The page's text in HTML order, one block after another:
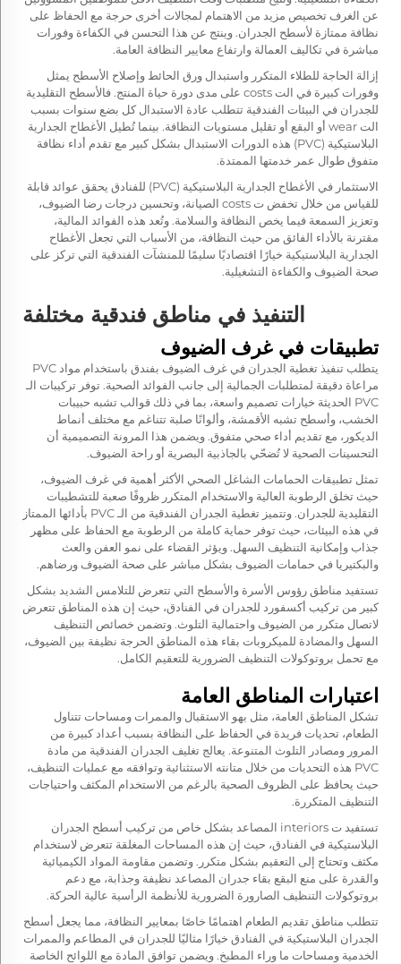
عن الغرف تخصيص مزيد من الاهتمام لمجالات أخرى حرجة مع الحفاظ على
نظافة ممتازة لأسطح الجدران. وينتج عن هذا التحسن في الكفاءة وفورات
مباشرة في تكاليف العمالة وارتفاع معايير النظافة العامة.
إزالة الحاجة للطلاء المتكرر واستبدال ورق الحائط وإصلاح الأسطح يمثل
وفورات كبيرة في الت costs على مدى دورة حياة المنتج. فالأسطح التقليدية
للجدران في البيئات الفندقية تتطلب عادة الاستبدال كل بضع سنوات بسبب
الت wear أو البقع أو تقليل مستويات النظافة. بينما تُطيل الأغطاح الجدارية
البلاستيكية (PVC) هذه الدورات الاستبدال بشكل كبير مع تقدم أداء نظافة
متفوق طوال عمر خدمتها الممتدة.
الاستثمار في الأغطاح الجدارية البلاستيكية (PVC) للفنادق يحقق عوائد قابلة
للقياس من خلال تخفض ت costs الصيانة، وتحسين درجات رضا الضيوف،
وتعزيز السمعة فيما يخص النظافة والسلامة. وتُعد هذه الفوائد المالية،
مقترنة بالأداء الفائق من حيث النظافة، من الأسباب التي تجعل الأغطاح
الجدارية البلاستيكية خيارًا اقتصاديًا سليمًا للمنشآت الفندقية التي تركز على
صحة الضيوف والكفاءة التشغيلية.
التنفيذ في مناطق فندقية مختلفة
تطبيقات في غرف الضيوف
يتطلب تنفيذ تغطية الجدران في غرف الضيوف بفندق باستخدام مواد PVC
مراعاة دقيقة لمتطلبات الجمالية إلى جانب الفوائد الصحية. توفر تركيبات الـ
PVC الحديثة خيارات تصميم واسعة، بما في ذلك قوالب تشبه حبيبات
الخشب، وأسطح تشبه الأقمشة، وألوانًا صلبة تتناغم مع مختلف أنماط
الديكور، مع تقديم أداء صحي متفوق. ويضمن هذا المرونة التصميمية أن
التحسينات الصحية لا تُضحّي بالجاذبية البصرية أو راحة الضيوف.
تمثل تطبيقات الحمامات الشاغل الصحي الأكثر أهمية في غرف الضيوف،
حيث تخلق الرطوبة العالية والاستخدام المتكرر ظروفًا صعبة للتشطيبات
التقليدية للجدران. وتتميز تغطية الجدران الفندقية من الـ PVC بأدائها الممتاز
في هذه البيئات، حيث توفر حماية كاملة من الرطوبة مع الحفاظ على مظهر
جذاب وإمكانية التنظيف السهل. ويؤثر القضاء على نمو العفن والعث
والبكتيريا في حمامات الضيوف بشكل مباشر على صحة الضيوف ورضاهم.
تستفيد مناطق رؤوس الأسرة والأسطح التي تتعرض للتلامس الشديد بشكل
كبير من تركيب أكسفورد للجدران في الفنادق، حيث إن هذه المناطق تتعرض
لاتصال متكرر من الضيوف واحتمالية التلوث. وتضمن خصائص التنظيف
السهل والمضادة للميكروبات بقاء هذه المناطق الحرجة نظيفة بين الضيوف،
مع تحمل بروتوكولات التنظيف الضرورية للتعقيم الكامل.
اعتبارات المناطق العامة
تشكل المناطق العامة، مثل بهو الاستقبال والممرات ومساحات تتناول
الطعام، تحديات فريدة في الحفاظ على النظافة بسبب أعداد كبيرة من
المرور ومصادر التلوث المتنوعة. يعالج تغليف الجدران الفندقية من مادة
PVC هذه التحديات من خلال متانته الاستثنائية وتوافقه مع عمليات التنظيف،
حيث يحافظ على الظروف الصحية بالرغم من الاستخدام المكثف واحتياجات
التنظيف المتكررة.
تستفيد ت interiors المصاعد بشكل خاص من تركيب أسطح الجدران
البلاستيكية في الفنادق، حيث إن هذه المساحات المغلقة تتعرض لاستخدام
مكثف وتحتاج إلى التعقيم بشكل متكرر. وتضمن مقاومة المواد الكيميائية
والقدرة على منع البقع بقاء جدران المصاعد نظيفة وجذابة، مع دعم
بروتوكولات التنظيف الصارورة الضرورية للأنظمة الرأسية عالية الحركة.
تتطلب مناطق تقديم الطعام اهتمامًا خاصًا بمعايير النظافة، مما يجعل أسطح
الجدران البلاستيكية في الفنادق خيارًا مثاليًا للجدران في المطاعم والممرات
الخدمية ومساحات ما وراء المطبخ. ويضمن توافق المادة مع اللوائح الخاصة